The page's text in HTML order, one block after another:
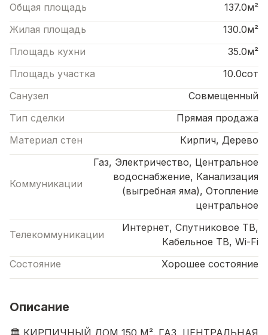
Общая площадь
137.0м²
Жилая площадь
130.0м²
Площадь кухни
35.0м²
Площадь участка
10.0сот
Санузел
Совмещенный
Тип сделки
Прямая продажа
Материал стен
Кирпич, Дерево
Коммуникации
Газ, Электричество, Центральное
водоснабжение, Канализация
(выгребная яма), Отопление
центральное
Телекоммуникации
Интернет, Спутниковое ТВ,
Кабельное ТВ, Wi-Fi
Состояние
Хорошее состояние
Описание
🏛️ КИРПИЧНЫЙ ДОМ 150 М². ГАЗ, ЦЕНТРАЛЬНАЯ